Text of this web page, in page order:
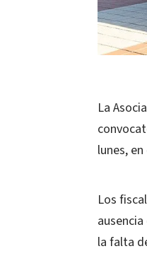
La
lunes,
Los
la falta